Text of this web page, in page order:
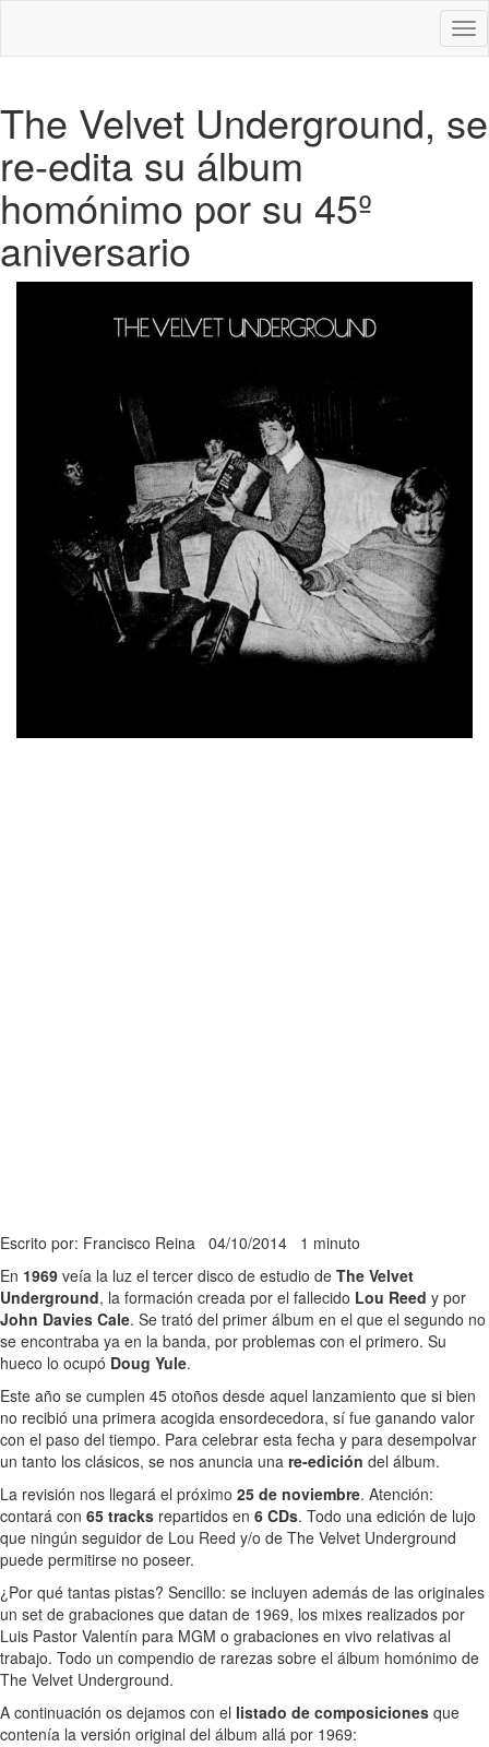
The Velvet Underground, se
re-edita su álbum
homónimo por su 45º
aniversario
Escrito por: Francisco Reina 04/10/2014 1 minuto
En 1969 veía la luz el tercer disco de estudio de The Velvet
Underground, la formación creada por el fallecido Lou Reed y por
John Davies Cale. Se trató del primer álbum en el que el segundo no
se encontraba ya en la banda, por problemas con el primero. Su
hueco lo ocupó Doug Yule.
Este año se cumplen 45 otoños desde aquel lanzamiento que si bien
no recibió una primera acogida ensordecedora, sí fue ganando valor
con el paso del tiempo. Para celebrar esta fecha y para desempolvar
un tanto los clásicos, se nos anuncia una re-edición del álbum.
La revisión nos llegará el próximo 25 de noviembre. Atención:
contará con 65 tracks repartidos en 6 CDs. Todo una edición de lujo
que ningún seguidor de Lou Reed y/o de The Velvet Underground
puede permitirse no poseer.
¿Por qué tantas pistas? Sencillo: se incluyen además de las originales
un set de grabaciones que datan de 1969, los mixes realizados por
Luis Pastor Valentín para MGM o grabaciones en vivo relativas al
trabajo. Todo un compendio de rarezas sobre el álbum homónimo de
The Velvet Underground.
A continuación os dejamos con el listado de composiciones que
contenía la versión original del álbum allá por 1969: